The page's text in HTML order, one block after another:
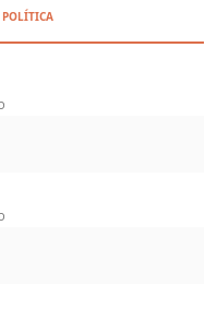
POLÍTICA